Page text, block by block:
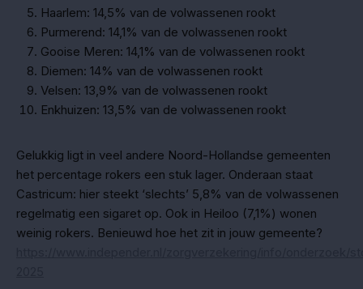
Haarlem: 14,5% van de volwassenen rookt
Purmerend: 14,1% van de volwassenen rookt
Gooise Meren: 14,1% van de volwassenen rookt
Diemen: 14% van de volwassenen rookt
Velsen: 13,9% van de volwassenen rookt
Enkhuizen: 13,5% van de volwassenen rookt
Gelukkig ligt in veel andere Noord-Hollandse gemeenten
het percentage rokers een stuk lager. Onderaan staat
Castricum: hier steekt ‘slechts’ 5,8% van de volwassenen
regelmatig een sigaret op. Ook in Heiloo (7,1%) wonen
weinig rokers. Benieuwd hoe het zit in jouw gemeente?